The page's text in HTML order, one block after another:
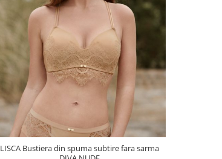
LISCA Bustiera din spuma subtire fara sarma